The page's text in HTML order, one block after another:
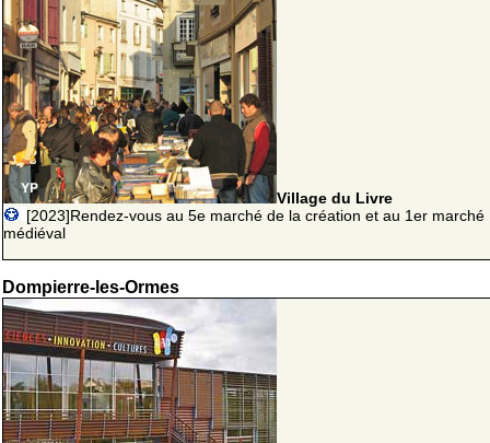
Village du Livre
[2023]Rendez-vous au 5e marché de la création et au 1er marché
médiéval
Dompierre-les-Ormes